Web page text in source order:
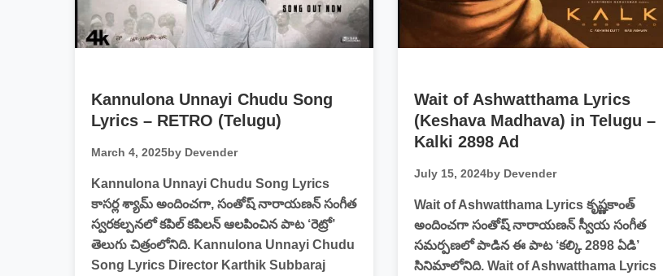
Kannulona Unnayi Chudu Song
Lyrics – RETRO (Telugu)
March 4, 2025by Devender
Kannulona Unnayi Chudu Song Lyrics
కాసర్ల శ్యామ్ అందించగా, సంతోష్ నారాయణన్ సంగీత
స్వరకల్పనలో కపిల్ కపిలన్ ఆలపించిన పాట ‘రెట్రో’
తెలుగు చిత్రంలోనిది. Kannulona Unnayi Chudu
Song Lyrics Director Karthik Subbaraj
Wait of Ashwatthama Lyrics
(Keshava Madhava) in Telugu –
Kalki 2898 Ad
July 15, 2024by Devender
Wait of Ashwatthama Lyrics కృష్ణకాంత్
అందించగా సంతోష్ నారాయణన్ స్వీయ సంగీత
సమర్పణలో పాడిన ఈ పాట ‘కల్కి 2898 ఏడి’
సినిమాలోనిది. Wait of Ashwatthama Lyrics